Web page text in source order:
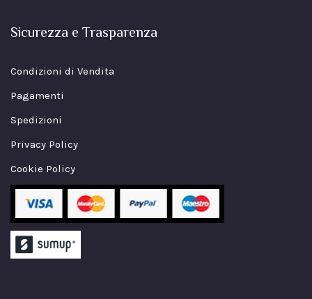
Sicurezza e Trasparenza
Condizioni di Vendita
Pagamenti
Spedizioni
Privacy Policy
Cookie Policy